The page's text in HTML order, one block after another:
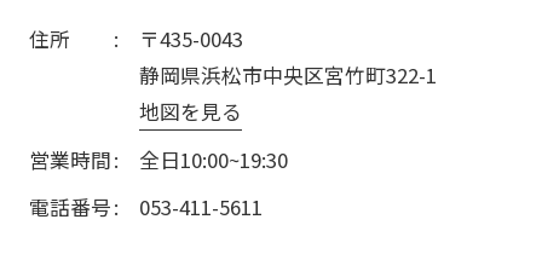
住所
〒435-0043
静岡県浜松市中央区宮竹町322-1
地図を見る
営業時間
全日10:00~19:30
電話番号
053-411-5611